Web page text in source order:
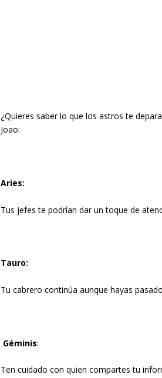
¿Quieres saber lo que los astros te
Joao:
Aries:
Tus jefes te podrían dar un toque de
Tauro:
Tu cabrero continúa aunque hayas
Géminis:
Ten cuidado con quien compartes tu